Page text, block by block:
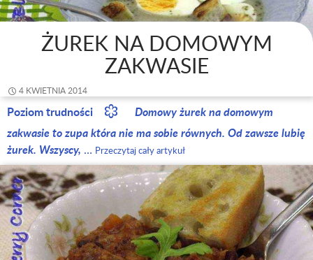
ŻUREK NA DOMOWYM
ZAKWASIE
4 KWIETNIA 2014
Poziom trudności
Domowy żurek na domowym
zakwasie to zupa która nie ma sobie równych. Od zawsze lubię
żurek. Wszyscy, … Przeczytaj cały artykuł